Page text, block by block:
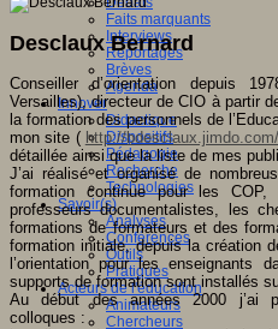
Faits marquants
Interviews
Reportages
Brèves
Agenda
Innover
Didactique
Dispositifs
Pédagogie
Recherche
Technologies
Savoir(s)
Analyses
Conférences
Outils
Pratiques
Acteurs de l'éducation
Animateurs
Chercheurs
Desclaux Bernard
Conseiller d’orientation depuis
Versailles), directeur de CIO à partir
la formation des personnels de
mon site ( http://
détaillée ainsi que la liste de mes
J’ai réalisé et organisé de
formation continue pour les
professeurs documentalistes, les
formations de formateurs et des
formation initiale, depuis la création
l’orientation pour les enseignants
supports de formation sont installés
Au début des années 2000 j’ai
colloques :